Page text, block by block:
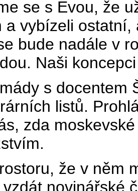
se s Evou, že
a vybízeli
bude nadále v
Naši
s docentem
listů.
zda
že v něm
novinářské